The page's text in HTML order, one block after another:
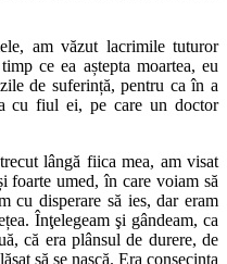
am văzut lacrimile tuturor
ce ea aștepta moartea, eu
de suferință, pentru ca în a
cu fiul ei, pe care un doctor
lângă fiica mea, am visat
foarte umed, în care voiam să
cu disperare să ies, dar eram
Înţelegeam şi gândeam, ca
că era plânsul de durere, de
să se nască. Era consecința